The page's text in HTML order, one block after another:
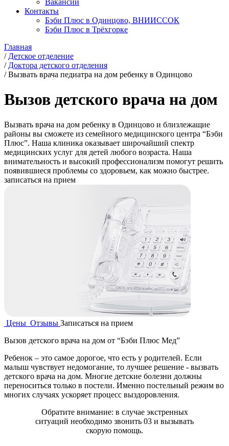
Вакансии
Контакты
Бэби Плюс в Одинцово, ВНИИССОК
Бэби Плюс в Трёхгорке
Главная
/ Детское отделение
/ Доктора детского отделения
/ Вызвать врача педиатра на дом ребенку в Одинцово
Вызов детского врача на дом
Вызвать врача на дом ребенку в Одинцово и близлежащие
районы вы сможете из семейного медицинского центра “Бэби
Плюс”. Наша клиника оказывает широчайший спектр
медицинских услуг для детей любого возраста. Наша
внимательность и высокий профессионализм помогут решить
появившиеся проблемы со здоровьем, как можно быстрее.
записаться на прием
Цены Отзывы Записаться на прием
Вызов детского врача на дом от “Бэби Плюс Мед”
Ребенок – это самое дорогое, что есть у родителей. Если
малыш чувствует недомогание, то лучшее решение - вызвать
детского врача на дом. Многие детские болезни должны
переноситься только в постели. Именно постельный режим во
многих случаях ускоряет процесс выздоровления.
Обратите внимание: в случае экстренных
ситуаций необходимо звонить 03 и вызывать
скорую помощь.